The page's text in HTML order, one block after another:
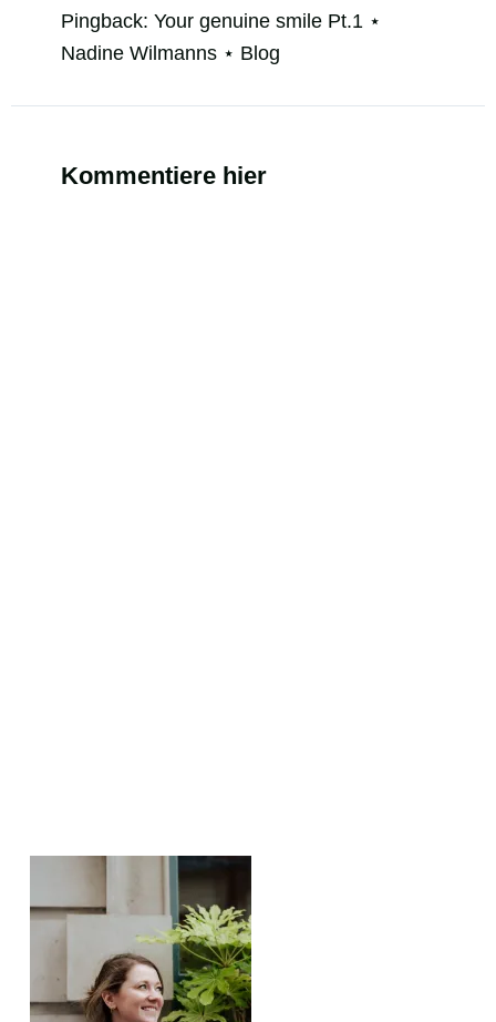
Pingback: Your genuine smile Pt.1 ⋆
Nadine Wilmanns ⋆ Blog
Kommentiere hier
Weitere Posts: